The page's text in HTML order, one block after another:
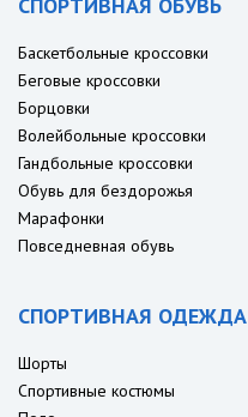
Баскетбольные кроссовки
Беговые кроссовки
Борцовки
Волейбольные кроссовки
Гандбольные кроссовки
Обувь для бездорожья
Марафонки
Повседневная обувь
СПОРТИВНАЯ ОДЕЖДА
Шорты
Спортивные костюмы